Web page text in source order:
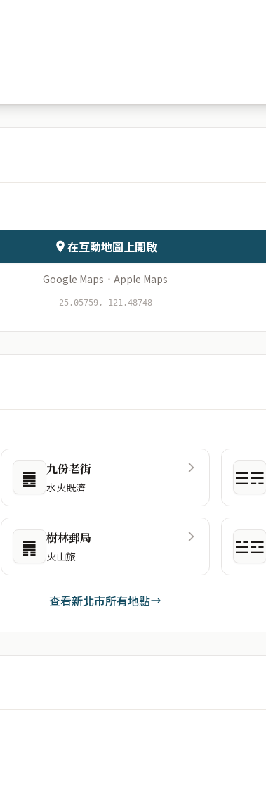
在互動地圖上開啟
Google Maps · Apple Maps
25.05759, 121.48748
䷌ 九份老街
水火既濟 ☰☴
䷠ 樹林郵局
火山旅 ☱☲
查看新北市所有地點